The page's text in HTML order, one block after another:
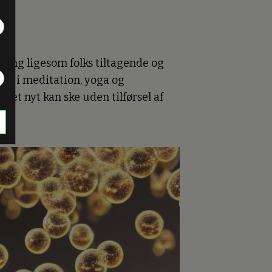
ligesom folks tiltagende og
i meditation, yoga og
nyt kan ske uden tilførsel af